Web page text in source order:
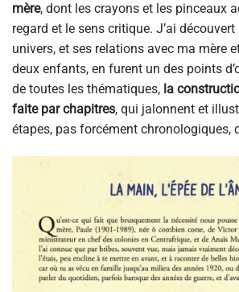
mère, dont les crayons et les pinceaux
regard et le sens critique. J’ai
univers, et ses relations avec ma mère
deux enfants, en furent un des points
de toutes les thématiques, la
faite par chapitres, qui jalonnent et
étapes, pas forcément chronologiques,